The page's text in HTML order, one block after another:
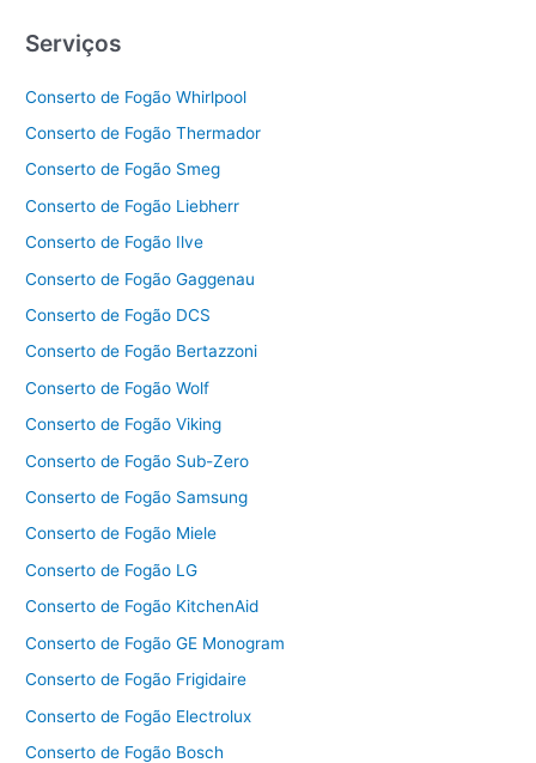
Serviços
Conserto de Fogão Whirlpool
Conserto de Fogão Thermador
Conserto de Fogão Smeg
Conserto de Fogão Liebherr
Conserto de Fogão Ilve
Conserto de Fogão Gaggenau
Conserto de Fogão DCS
Conserto de Fogão Bertazzoni
Conserto de Fogão Wolf
Conserto de Fogão Viking
Conserto de Fogão Sub-Zero
Conserto de Fogão Samsung
Conserto de Fogão Miele
Conserto de Fogão LG
Conserto de Fogão KitchenAid
Conserto de Fogão GE Monogram
Conserto de Fogão Frigidaire
Conserto de Fogão Electrolux
Conserto de Fogão Bosch